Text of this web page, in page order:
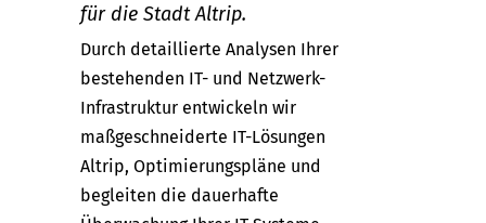
für die Stadt Altrip.
Durch detaillierte Analysen Ihrer
bestehenden IT- und Netzwerk-
Infrastruktur entwickeln wir
maßgeschneiderte IT-Lösungen
Altrip, Optimierungspläne und
begleiten die dauerhafte